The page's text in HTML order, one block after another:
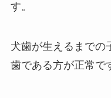
す。
犬歯が生えるまでの
歯である方が正常で